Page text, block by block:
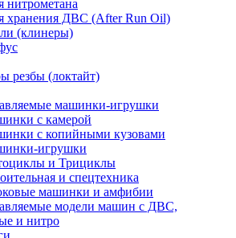
нитрометана
хранения ДВС (After Run Oil)
(клинеры)
резбы (локтайт)
машинки-игрушки
с камерой
с копийными кузовами
игрушки
и Трициклы
и спецтехника
машинки и амфибии
модели машин с ДВС,
и нитро